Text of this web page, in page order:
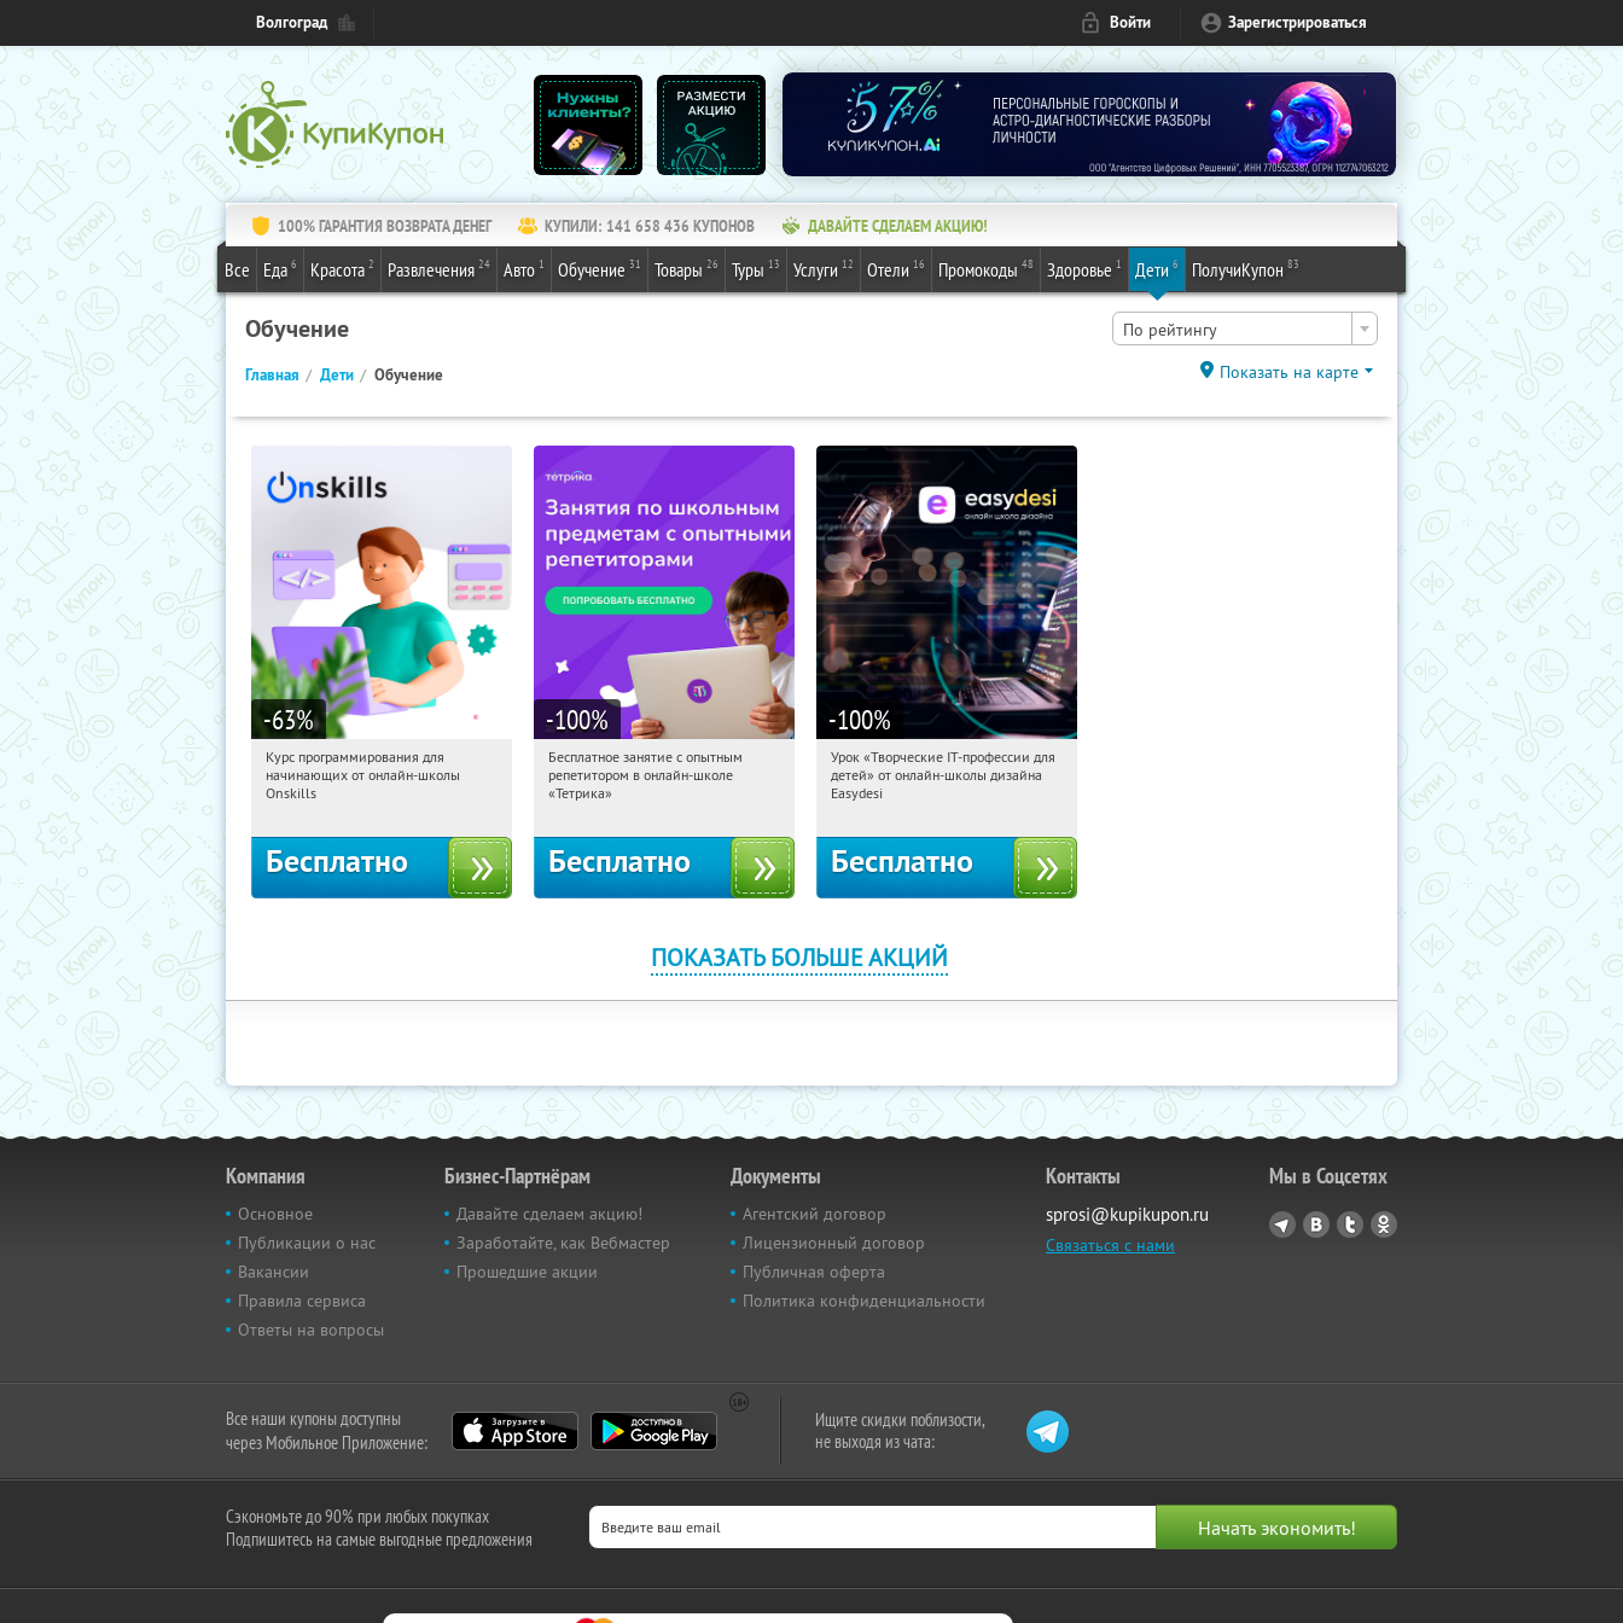
Волгоград Войти Зарегистрироваться
100% ГАРАНТИЯ ВОЗВРАТА ДЕНЕГ КУПИЛИ: 141 658 436 КУПОНОВ ДАВАЙТЕ СДЕЛАЕМ АКЦИЮ!
Все Еда 6 Красота 2 Развлечения 24 Авто 1 Обучение 31 Товары 26 Туры 13 Услуги 12 Отели 16 Промокоды 48 Здоровье 1 Дети 6 ПолучиКупон 83
Обучение По рейтингу
Главная Дети Обучение Показать на карте
-63%
20:01:57 Получили:
Россия
Курс программирования для
начинающих от онлайн-школы
Onskills
Бесплатно
-100%
20:01:57 Получили:
Москва, Россия
Бесплатное занятие с опытным
репетитором в онлайн-школе
«Тетрика»
Бесплатно
-100%
20:01:57 Получили:53
Россия
Урок «Творческие IT-профессии для
детей» от онлайн-школы дизайна
Easydesi
Бесплатно
ПОКАЗАТЬ БОЛЬШЕ АКЦИЙ
Компания
Основное
Публикации о нас
Вакансии
Правила сервиса
Ответы на вопросы
Бизнес-Партнёрам
Давайте сделаем акцию!
Заработайте, как Вебмастер
Прошедшие акции
Документы
Агентский договор
Лицензионный договор
Публичная оферта
Политика конфиденциальности
Контакты
sprosi@kupikupon.ru
Связаться с нами
Мы в Соцсетях
Все наши купоны доступны
через Мобильное Приложение:
Ищите скидки поблизости,
не выходя из чата:
Сэкономьте до 90% при любых покупках
Подпишитесь на самые выгодные предложения